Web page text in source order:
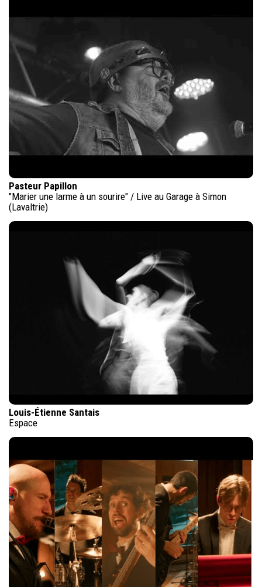
Pasteur Papillon
"Marier une larme à un sourire" / Live au Garage à Simon
(Lavaltrie)
Louis-Étienne Santais
Espace